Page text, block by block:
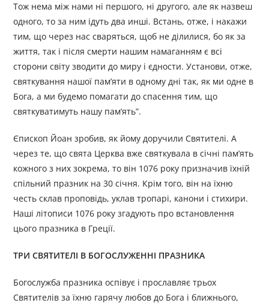
Тож нема між нами ні першого, ні другого, але як назвеш
одного, то за ним ідуть два инші. Встань, отже, і накажи
тим, що через нас сваряться, щоб не ділилися, бо як за
життя, так і після смерти нашим намаганням є всі
сторони світу зводити до миру і єдности. Установи, отже,
святкування нашої пам’яти в одному дні так, як ми одне в
Бога, а ми будемо помагати до спасення тим, що
святкуватимуть нашу пам’ять”.
Єпископ Йоан зробив, як йому доручили Святителі. А
через те, що свята Церква вже святкувала в січні пам’ять
кожного з них зокрема, то він 1076 року призначив їхній
спільний празник на 30 січня. Крім того, він на їхню
честь склав проповідь, уклав тропарі, канони і стихири.
Наші літописи 1076 року згадують про встановлення
цього празника в Греції.
ТРИ СВЯТИТЕЛІ В БОГОСЛУЖЕННІ ПРАЗНИКА
Богослужба празника оспівує і прославляє трьох
Святителів за їхню гарячу любов до Бога і ближнього,